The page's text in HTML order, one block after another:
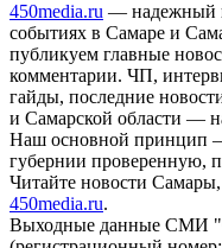
450media.ru — надежный
событиях в Самаре и
публикуем главные
комментарии. ЧП,
гайды, последние
и Самарской области —
Наш основной принцип
губернии проверенную,
Читайте новости Самары,
450media.ru.
Выходные данные СМИ